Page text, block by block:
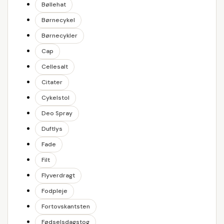
Bøllehat
Børnecykel
Børnecykler
Cap
Cellesalt
Citater
Cykelstol
Deo Spray
Duftlys
Fade
Filt
Flyverdragt
Fodpleje
Fortovskantsten
Fødselsdagstog